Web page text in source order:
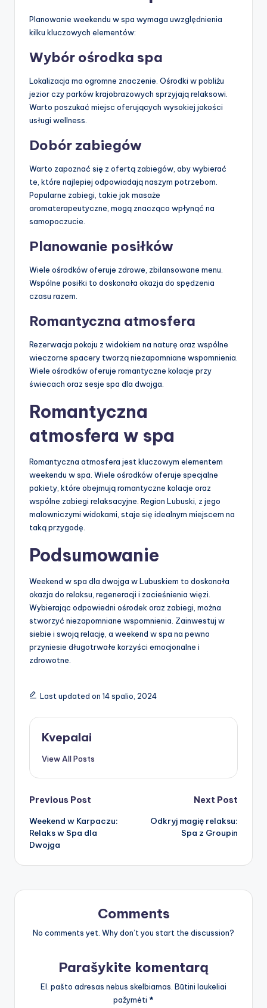
Planowanie weekendu w spa wymaga uwzględnienia
kilku kluczowych elementów:
Wybór ośrodka spa
Lokalizacja ma ogromne znaczenie. Ośrodki w pobliżu
jezior czy parków krajobrazowych sprzyjają relaksowi.
Warto poszukać miejsc oferujących wysokiej jakości
usługi wellness.
Dobór zabiegów
Warto zapoznać się z ofertą zabiegów, aby wybierać
te, które najlepiej odpowiadają naszym potrzebom.
Popularne zabiegi, takie jak masaże
aromaterapeutyczne, mogą znacząco wpłynąć na
samopoczucie.
Planowanie posiłków
Wiele ośrodków oferuje zdrowe, zbilansowane menu.
Wspólne posiłki to doskonała okazja do spędzenia
czasu razem.
Romantyczna atmosfera
Rezerwacja pokoju z widokiem na naturę oraz wspólne
wieczorne spacery tworzą niezapomniane wspomnienia.
Wiele ośrodków oferuje romantyczne kolacje przy
świecach oraz sesje spa dla dwojga.
Romantyczna
atmosfera w spa
Romantyczna atmosfera jest kluczowym elementem
weekendu w spa. Wiele ośrodków oferuje specjalne
pakiety, które obejmują romantyczne kolacje oraz
wspólne zabiegi relaksacyjne. Region Lubuski, z jego
malowniczymi widokami, staje się idealnym miejscem na
taką przygodę.
Podsumowanie
Weekend w spa dla dwojga w Lubuskiem to doskonała
okazja do relaksu, regeneracji i zacieśnienia więzi.
Wybierając odpowiedni ośrodek oraz zabiegi, można
stworzyć niezapomniane wspomnienia. Zainwestuj w
siebie i swoją relację, a weekend w spa na pewno
przyniesie długotrwałe korzyści emocjonalne i
zdrowotne.
Last updated on 14 spalio, 2024
Kvepalai
View All Posts
Post
navigation
Previous Post
Weekend w Karpaczu:
Relaks w Spa dla
Dwojga
Next Post
Odkryj magię relaksu:
Spa z Groupin
Comments
No comments yet. Why don’t you start the discussion?
Parašykite komentarą
El. pašto adresas nebus skelbiamas. Būtini laukeliai
pažymėti *